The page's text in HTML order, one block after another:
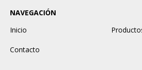
NAVEGACIÓN
Inicio
Contacto